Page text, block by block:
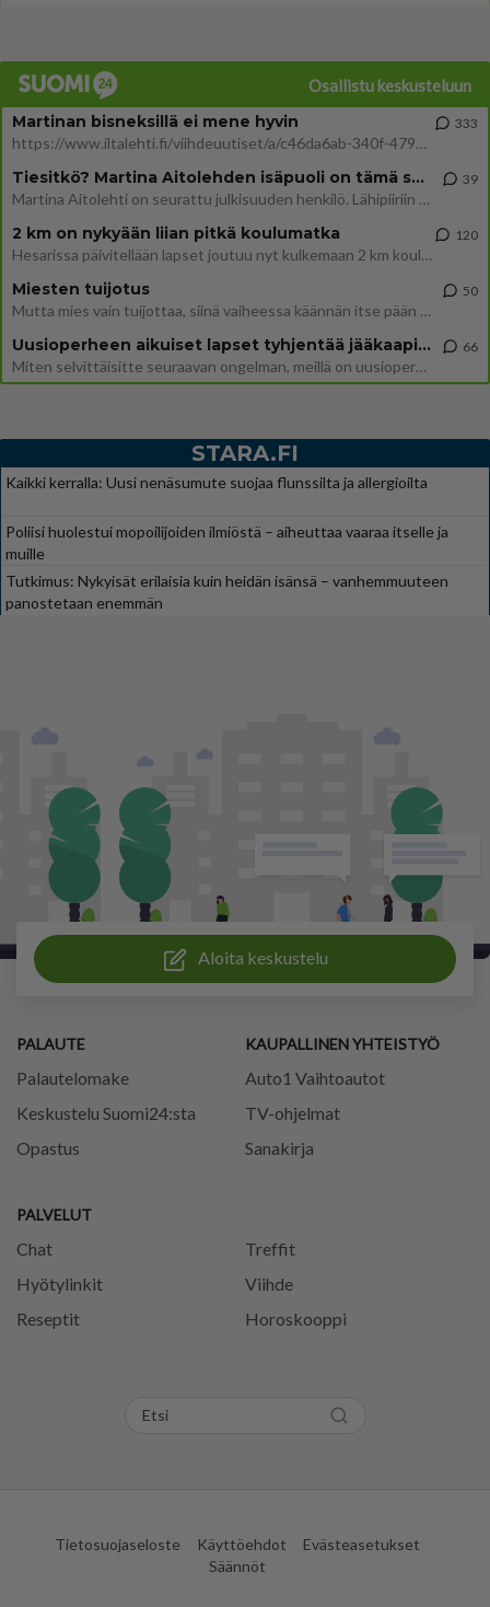
Osallistu keskusteluun
Martinan bisneksillä ei mene hyvin
https://www.iltalehti.fi/viihdeuutiset/a/c46da6ab-340f-4790-aaa7-0865eed2336 Yrityksen konkurssihakemus on tullut kärä
333
Tiesitkö? Martina Aitolehden isäpuoli on tämä suosittu laulaja
Martina Aitolehti on seurattu julkisuuden henkilö. Lähipiiriin mahtuu muitakin tunnettuja henkilöitä. Tiesitkö, että Ma
39
2 km on nykyään liian pitkä koulumatka
Hesarissa päivitellään lapset joutuu nyt kulkemaan 2 km kouluun jösses. Ruostefillarilla tuo matka menee vaikka miten äk
120
Miesten tuijotus
Mutta mies vain tuijottaa, siinä vaiheessa käännän itse pään pois. Mikä juttu? Yleensä jos joku tuijottaa tai katsoo, hä
50
Uusioperheen aikuiset lapset tyhjentää jääkaapin käydessään
Miten selvittäisitte seuraavan ongelman, meillä on uusioperhe, minulla teini-ikäiset lapset ja puolisolla aikuiset, jotk
66
STARA.FI
Kaikki kerralla: Uusi nenäsumute suojaa flunssilta ja allergioilta
Poliisi huolestui mopoilijoiden ilmiöstä – aiheuttaa vaaraa itselle ja
muille
Tutkimus: Nykyisät erilaisia kuin heidän isänsä – vanhemmuuteen
panostetaan enemmän
Aloita keskustelu
PALAUTE
Palautelomake
Keskustelu Suomi24:sta
Opastus
PALVELUT
Chat
Treffit
Hyötylinkit
Viihde
Reseptit
Horoskooppi
KAUPALLINEN YHTEISTYÖ
Auto1 Vaihtoautot
TV-ohjelmat
Sanakirja
Tietosuojaseloste Käyttöehdot
Evästeasetukset
Säännöt